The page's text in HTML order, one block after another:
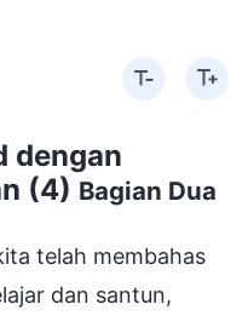
dengan
(4) Bagian Dua
telah membahas
dan santun,